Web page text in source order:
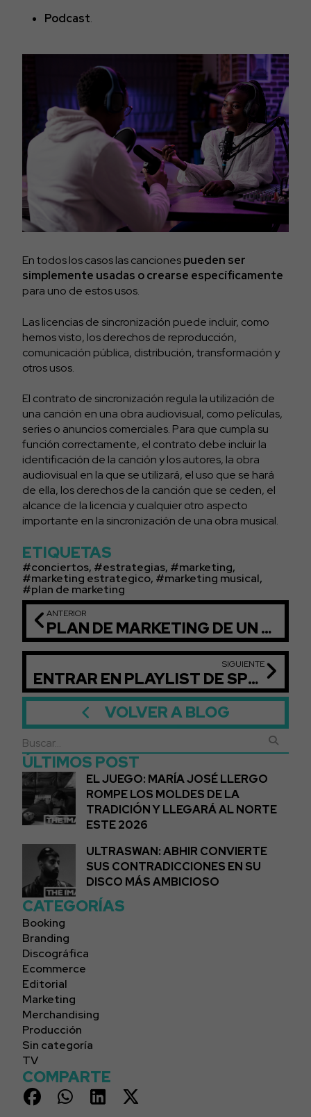
Podcast.
En todos los casos las cancionespueden ser
simplemente usadas o crearse específicamente
para uno de estos usos.
Las licencias de sincronización puede incluir, como
hemos visto, los derechos de reproducción,
comunicación pública, distribución, transformación y
otros usos.
El contrato de sincronización regula la utilización de
una canción en una obra audiovisual, como películas,
series o anuncios comerciales. Para que cumpla su
función correctamente, el contrato debe incluir la
identificación de la canción y los autores, la obra
audiovisual en la que se utilizará, el uso que se hará
de ella, los derechos de la canción que se ceden, el
alcance de la licencia y cualquier otro aspecto
importante en la sincronización de una obra musical.
ETIQUETAS
conciertos, estrategias, marketing,
marketing estrategico, marketing musical,
plan de marketing
ANTERIOR
PLAN DE MARKETING DE UN CONCIERTO
SIGUIENTE
ENTRAR EN PLAYLIST DE SPOTIFY
VOLVER A BLOG
ÚLTIMOS POST
EL JUEGO: MARÍA JOSÉ LLERGO
ROMPE LOS MOLDES DE LA
TRADICIÓN Y LLEGARÁ AL NORTE
ESTE 2026
ULTRASWAN: ABHIR CONVIERTE
SUS CONTRADICCIONES EN SU
DISCO MÁS AMBICIOSO
CATEGORÍAS
Booking
Branding
Discográfica
Ecommerce
Editorial
Marketing
Merchandising
Producción
Sin categoría
TV
COMPARTE